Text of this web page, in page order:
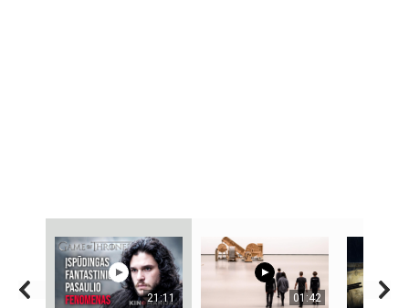
21:11 01:42